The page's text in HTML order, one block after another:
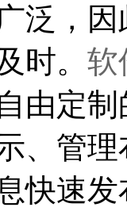
泛，
时。 软
由定
、管
快速